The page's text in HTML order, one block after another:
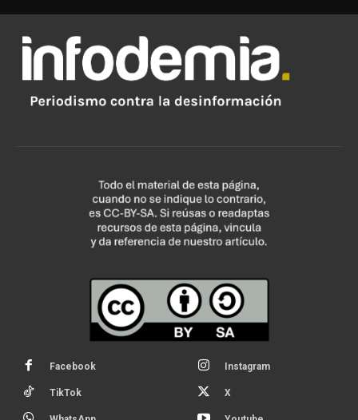
Facebook Instagram
TikTok X